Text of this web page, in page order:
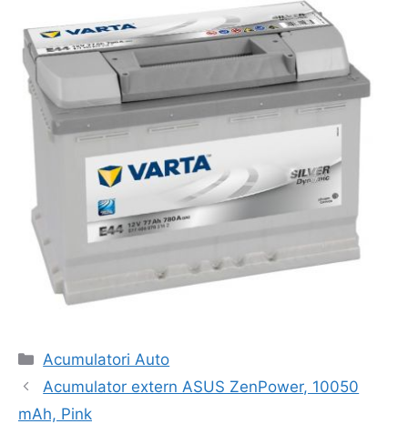
Categorii
Acumulatori Auto
Navigare
în
Acumulator extern ASUS ZenPower, 10050
mAh, Pink